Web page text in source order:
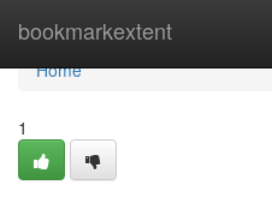
bookmarkextent
Home
Home
1